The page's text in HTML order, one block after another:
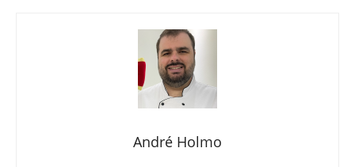
André Holmo